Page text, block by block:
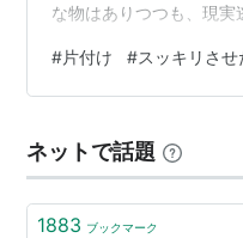
な物はありつつも、現実
ないといけなくなると、
った様な⋯。 だから、
した時に捨てられそうな
ペースで進めています
がらもどかしく感じます
#片付け #スッキリさせ
ネットで話題
1883 ブックマーク